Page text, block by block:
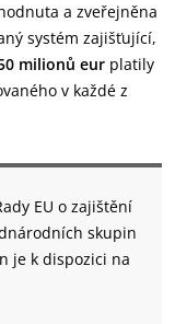
a zveřejněna
systém zajišťující,
milionů eur platily
v každé z
EU o zajištění
skupin
je k dispozici na